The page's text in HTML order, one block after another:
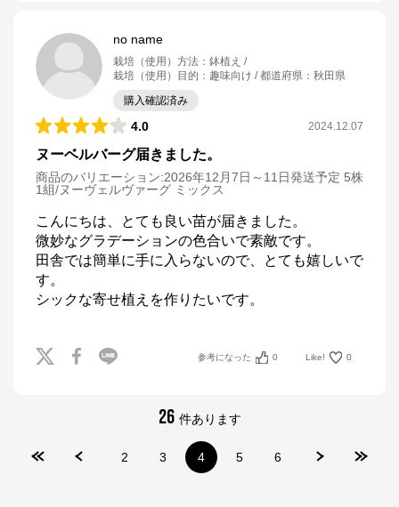
no name
栽培（使用）方法 ： 鉢植え
栽培（使用）目的 ： 趣味向け 都道府県 ： 秋田県
購入確認済み
4.0 2024.12.07
ヌーベルバーグ届きました。
商品のバリエーション:2026年12月7日～11日発送予定 5株
1組/ヌーヴェルヴァーグ ミックス
こんにちは、とても良い苗が届きました。
微妙なグラデーションの色合いで素敵です。
田舎では簡単に手に入らないので、とても嬉しいで
す。
シックな寄せ植えを作りたいです。
参考になった 0 Like! 0
26 件あります
2 3 4 5 6